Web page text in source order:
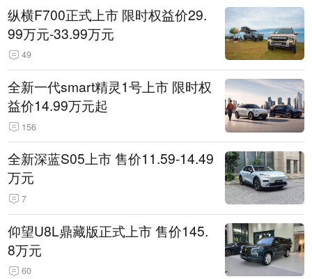
纵横F700正式上市 限时权益价29.
99万元-33.99万元
49
全新一代smart精灵1号上市 限时权
益价14.99万元起
156
全新深蓝S05上市 售价11.59-14.49
万元
7
仰望U8L鼎藏版正式上市 售价145.
8万元
60